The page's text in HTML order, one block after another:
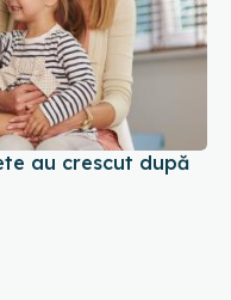
au crescut după